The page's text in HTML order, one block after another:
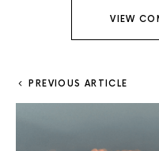
VIEW
PREVIOUS ARTICLE